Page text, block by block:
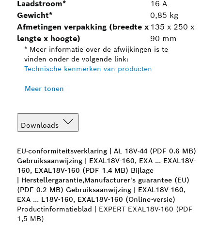
Laadstroom*
16 A
Gewicht*
0,85 kg
Afmetingen verpakking (breedte x
lengte x hoogte)
135 x 250 x
90 mm
* Meer informatie over de afwijkingen is te
vinden onder de volgende link:
Technische kenmerken van producten
Meer tonen
Downloads
EU-conformiteitsverklaring | AL 18V-44 (PDF 0.6 MB)
Gebruiksaanwijzing | EXAL18V-160, EXA ... EXAL18V-
160, EXAL18V-160 (PDF 1.4 MB) Bijlage
| Herstellergarantie,Manufacturer's guarantee (EU)
(PDF 0.2 MB) Gebruiksaanwijzing | EXAL18V-160,
EXA ... L18V-160, EXAL18V-160 (Online-versie)
Productinformatieblad | EXPERT EXAL18V-160 (PDF
1,5 MB)